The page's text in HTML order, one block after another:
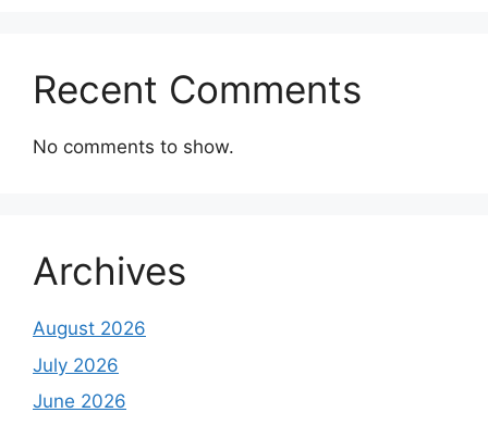
Recent Comments
No comments to show.
Archives
August 2026
July 2026
June 2026